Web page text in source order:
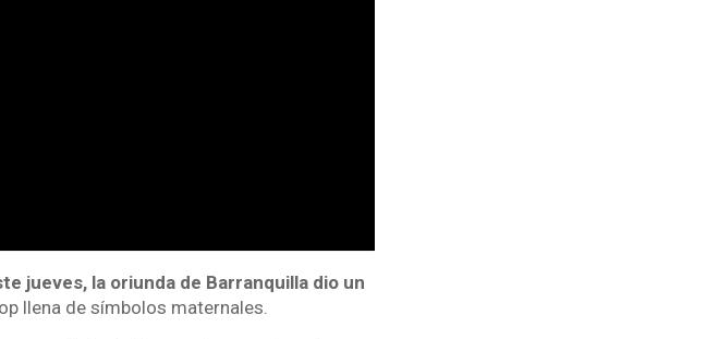
jueves, la oriunda de Barranquilla dio un
llena de símbolos maternales.